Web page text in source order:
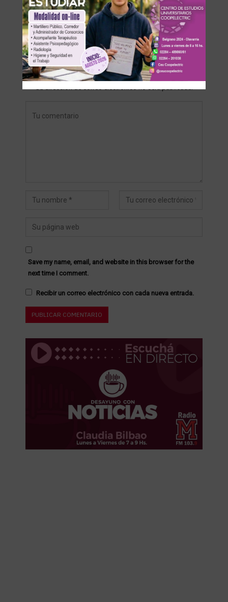
DEJA UNA RESPUESTA
Su dirección de correo electrónico no será publicada.
Save my name, email, and website in this browser for the
next time I comment.
Recibir un correo electrónico con cada nueva entrada.